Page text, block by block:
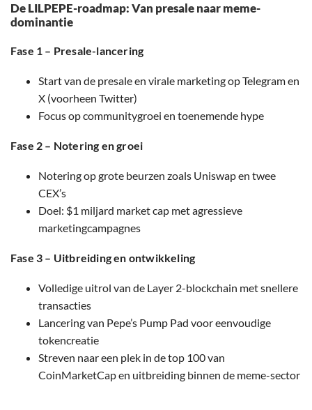
De LILPEPE-roadmap: Van presale naar meme-
dominantie
Fase 1 – Presale-lancering
Start van de presale en virale marketing op Telegram en
X (voorheen Twitter)
Focus op communitygroei en toenemende hype
Fase 2 – Notering en groei
Notering op grote beurzen zoals Uniswap en twee
CEX’s
Doel: $1 miljard market cap met agressieve
marketingcampagnes
Fase 3 – Uitbreiding en ontwikkeling
Volledige uitrol van de Layer 2-blockchain met snellere
transacties
Lancering van Pepe’s Pump Pad voor eenvoudige
tokencreatie
Streven naar een plek in de top 100 van
CoinMarketCap en uitbreiding binnen de meme-sector